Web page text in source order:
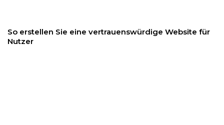
So erstellen Sie eine vertrauenswürdige Website für
Nutzer